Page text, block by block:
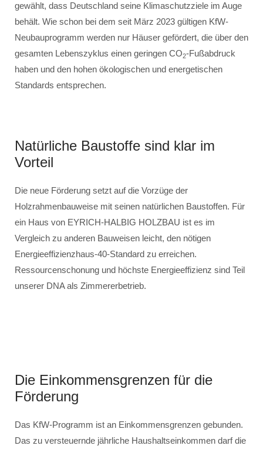
gewählt, dass Deutschland seine Klimaschutzziele im Auge
behält. Wie schon bei dem seit März 2023 gültigen KfW-
Neubauprogramm werden nur Häuser gefördert, die über den
gesamten Lebenszyklus einen geringen CO2-Fußabdruck
haben und den hohen ökologischen und energetischen
Standards entsprechen.
Natürliche Baustoffe sind klar im
Vorteil
Die neue Förderung setzt auf die Vorzüge der
Holzrahmenbauweise mit seinen natürlichen Baustoffen. Für
ein Haus von EYRICH-HALBIG HOLZBAU ist es im
Vergleich zu anderen Bauweisen leicht, den nötigen
Energieeffizienzhaus-40-Standard zu erreichen.
Ressourcenschonung und höchste Energieeffizienz sind Teil
unserer DNA als Zimmererbetrieb.
Die Einkommensgrenzen für die
Förderung
Das KfW-Programm ist an Einkommensgrenzen gebunden.
Das zu versteuernde jährliche Haushaltseinkommen darf die